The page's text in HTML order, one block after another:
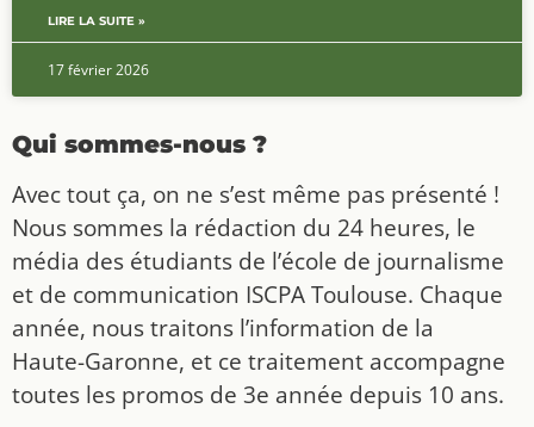
LIRE LA SUITE »
17 février 2026
Qui sommes-nous ?
Avec tout ça, on ne s’est même pas présenté !
Nous sommes la rédaction du 24 heures, le
média des étudiants de l’école de journalisme
et de communication ISCPA Toulouse. Chaque
année, nous traitons l’information de la
Haute-Garonne, et ce traitement accompagne
toutes les promos de 3e année depuis 10 ans.